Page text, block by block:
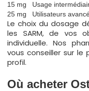
15 mg
Usage
25 mg
Utilisateurs
Le choix du dosage
les SARM, de vos
individuelle. Nos
vous conseiller sur
profil.
Où acheter